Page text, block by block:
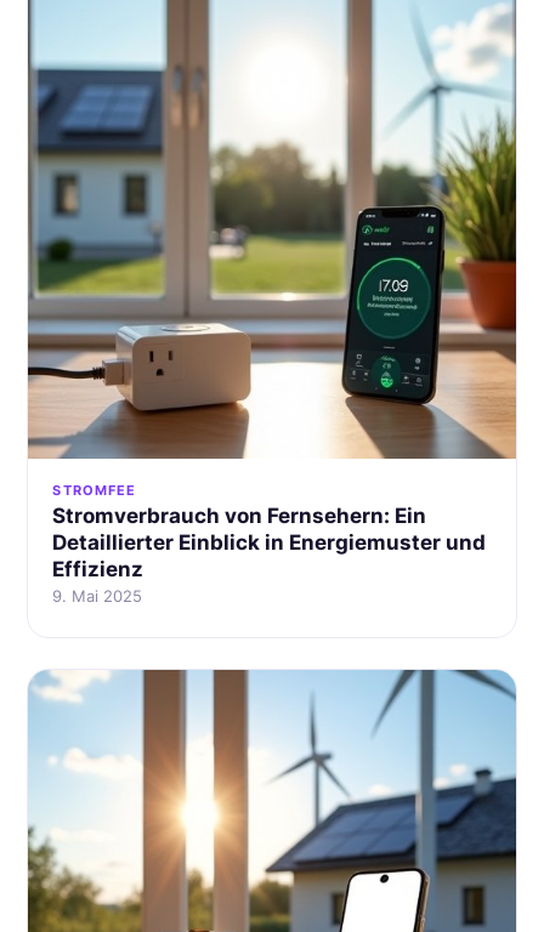
STROMFEE
Stromverbrauch von Fernsehern: Ein
Detaillierter Einblick in Energiemuster und
Effizienz
9. Mai 2025